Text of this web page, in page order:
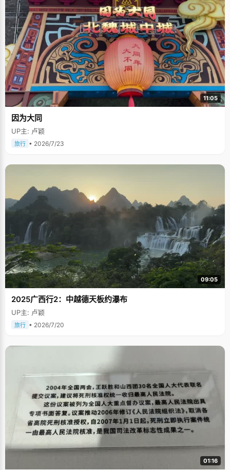
11:05
因为大同
UP主: 卢颖
旅行 • 2026/7/23
09:05
2025广西行2：中越德天板约瀑布
UP主: 卢颖
旅行 • 2026/7/20
01:16